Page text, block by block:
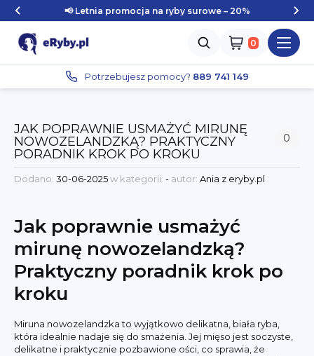
📢 Letnia promocja na ryby surowe – 20%
Zaloguj się
Potrzebujesz pomocy? 889 741 149
JAK POPRAWNIE USMAŻYĆ MIRUNĘ
NOWOZELANDZKĄ? PRAKTYCZNY
PORADNIK KROK PO KROKU
0
Dodano: 30-06-2025w kategorii: - autor: Ania z eryby.pl
Jak poprawnie usmażyć
mirunę nowozelandzką?
Praktyczny poradnik krok po
kroku
Miruna nowozelandzka to wyjątkowo delikatna, biała ryba,
która idealnie nadaje się do smażenia. Jej mięso jest soczyste,
delikatne i praktycznie pozbawione ości, co sprawia, że